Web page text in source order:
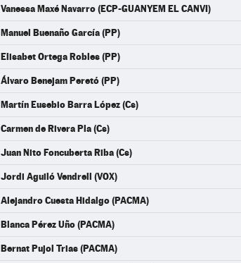
Vanessa Maxé Navarro (ECP-GUANYEM EL CANVI)
Manuel Buenaño García (PP)
Elisabet Ortega Robles (PP)
Álvaro Benejam Peretó (PP)
Martín Eusebio Barra López (Cs)
Carmen de Rivera Pla (Cs)
Juan Nito Foncuberta Riba (Cs)
Jordi Aguiló Vendrell (VOX)
Alejandro Cuesta Hidalgo (PACMA)
Blanca Pérez Uño (PACMA)
Bernat Pujol Trias (PACMA)